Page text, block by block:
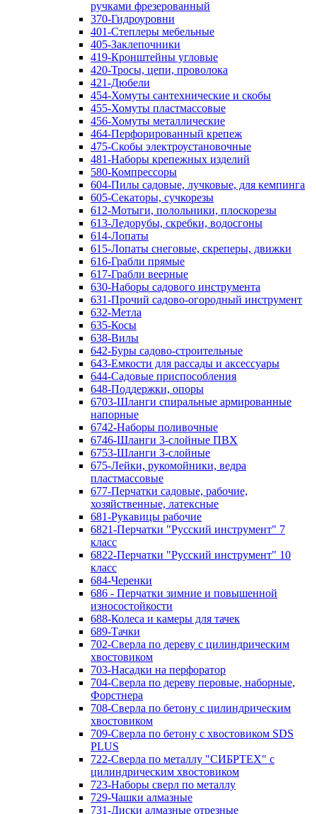
ручками фрезерованный
370-Гидроуровни
401-Степлеры мебельные
405-Заклепочники
419-Кронштейны угловые
420-Тросы, цепи, проволока
421-Дюбели
454-Хомуты сантехнические и скобы
455-Хомуты пластмассовые
456-Хомуты металлические
464-Перфорированный крепеж
475-Скобы электроустановочные
481-Наборы крепежных изделий
580-Компрессоры
604-Пилы садовые, лучковые, для кемпинга
605-Секаторы, сучкорезы
612-Мотыги, полольники, плоскорезы
613-Ледорубы, скребки, водосгоны
614-Лопаты
615-Лопаты снеговые, скреперы, движки
616-Грабли прямые
617-Грабли веерные
630-Наборы садового инструмента
631-Прочий садово-огородный инструмент
632-Метла
635-Косы
638-Вилы
642-Буры садово-строительные
643-Емкости для рассады и аксессуары
644-Садовые приспособления
648-Поддержки, опоры
6703-Шланги спиральные армированные
напорные
6742-Наборы поливочные
6746-Шланги 3-слойные ПВХ
6753-Шланги 3-слойные
675-Лейки, рукомойники, ведра
пластмассовые
677-Перчатки садовые, рабочие,
хозяйственные, латексные
681-Рукавицы рабочие
6821-Перчатки "Русский инструмент" 7
класс
6822-Перчатки "Русский инструмент" 10
класс
684-Черенки
686 - Перчатки зимние и повышенной
износостойкости
688-Колеса и камеры для тачек
689-Тачки
702-Сверла по дереву с цилиндрическим
хвостовиком
703-Насадки на перфоратор
704-Сверла по дереву перовые, наборные,
Форстнера
708-Сверла по бетону с цилиндрическим
хвостовиком
709-Сверла по бетону с хвостовиком SDS
PLUS
722-Сверла по металлу "СИБРТЕХ" с
цилиндрическим хвостовиком
723-Наборы сверл по металлу
729-Чашки алмазные
731-Диски алмазные отрезные